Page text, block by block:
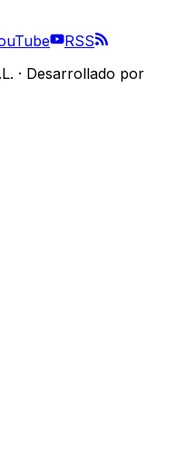
RSS
· Desarrollado por